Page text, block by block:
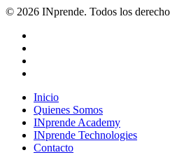
© 2026 INprende. Todos los
Close
Menu
Inicio
Quienes Somos
INprende Academy
INprende Technologies
Contacto